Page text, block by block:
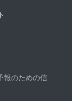
報のための信